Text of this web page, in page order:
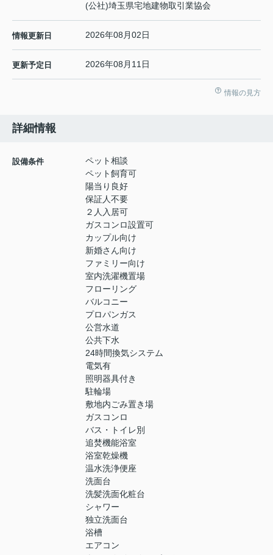
(公社)埼玉県宅地建物取引業協会
情報更新日 2026年08月02日
更新予定日 2026年08月11日
情報の見方
詳細情報
設備条件
ペット相談
ペット飼育可
陽当り良好
保証人不要
２人入居可
ガスコンロ設置可
カップル向け
新婚さん向け
ファミリー向け
室内洗濯機置場
フローリング
バルコニー
プロパンガス
公営水道
公共下水
24時間換気システム
電気有
照明器具付き
駐輪場
敷地内ごみ置き場
ガスコンロ
バス・トイレ別
追焚機能浴室
浴室乾燥機
温水洗浄便座
洗面台
洗髪洗面化粧台
シャワー
独立洗面台
浴槽
エアコン